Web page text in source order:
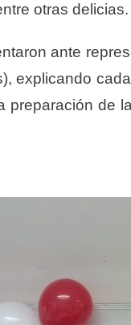
otras delicias.
ante
explicando
preparación de